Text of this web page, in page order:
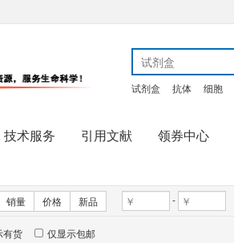
试剂盒 抗体 细胞
技术服务 引用文献 领券中心
销量 价格 新品 -
有货 仅显示包邮